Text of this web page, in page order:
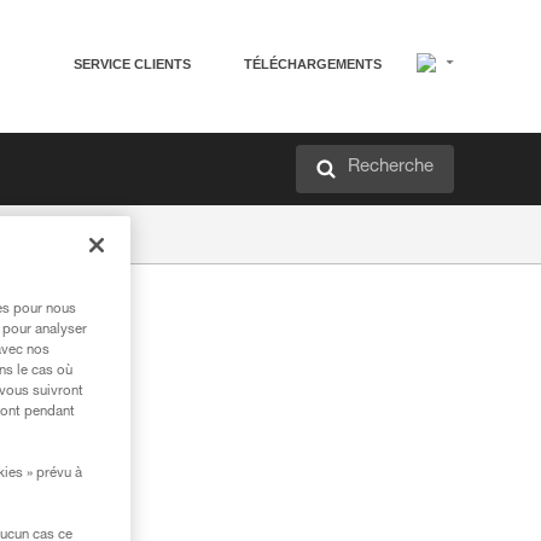
SERVICE CLIENTS TÉLÉCHARGEMENTS
Recherche
pour nous
analyser
nos
le cas où
suivront
pendant
» prévu à
cas ce